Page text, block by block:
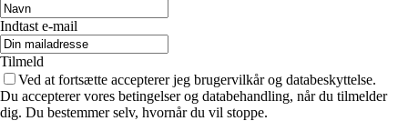
Indtast e-mail
Tilmeld
Ved at fortsætte accepterer jeg brugervilkår og databeskyttelse.
Du accepterer vores betingelser og databehandling, når du tilmelder
dig. Du bestemmer selv, hvornår du vil stoppe.